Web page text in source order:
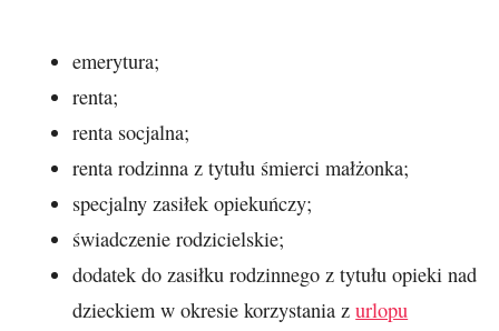
emerytura;
renta;
renta socjalna;
renta rodzinna z tytułu śmierci małżonka;
specjalny zasiłek opiekuńczy;
świadczenie rodzicielskie;
dodatek do zasiłku rodzinnego z tytułu opieki nad
dzieckiem w okresie korzystania zurlopu